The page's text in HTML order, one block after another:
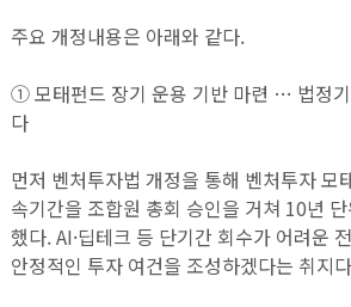
주요 개정내용은 아래와 같다.
① 모태펀드 장기 운용 기반 마련 … 법정
다
먼저 벤처투자법 개정을 통해 벤처투자 모
속기간을 조합원 총회 승인을 거쳐 10년
했다. AI·딥테크 등 단기간 회수가 어려운
안정적인 투자 여건을 조성하겠다는 취지